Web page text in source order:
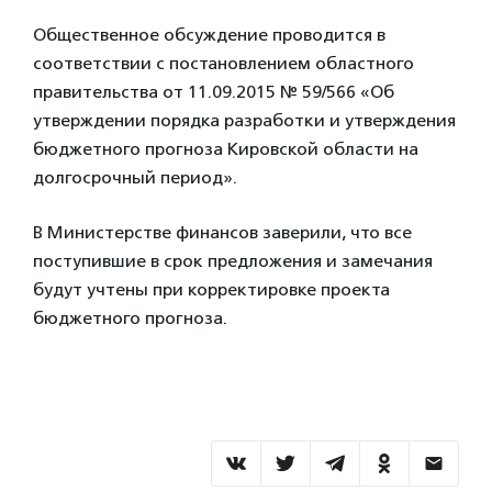
Общественное обсуждение проводится в
соответствии с постановлением областного
правительства от 11.09.2015 № 59/566 «Об
утверждении порядка разработки и утверждения
бюджетного прогноза Кировской области на
долгосрочный период».
В Министерстве финансов заверили, что все
поступившие в срок предложения и замечания
будут учтены при корректировке проекта
бюджетного прогноза.